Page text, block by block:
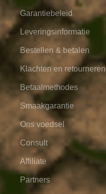
Garantiebeleid
Leveringsinformatie
Bestellen & betalen
Klachten en retourneren
Betaalmethodes
Smaakgarantie
Ons voedsel
Consult
Affiliate
Partners